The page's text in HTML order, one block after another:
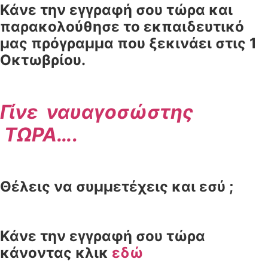
Κάνε την εγγραφή σου τώρα και
παρακολούθησε το εκπαιδευτικό
μας πρόγραμμα που ξεκινάει στις 1
Οκτωβρίου.
Γίνε ναυαγοσώστης
ΤΩΡΑ….
Θέλεις να συμμετέχεις και εσύ ;
Κάνε την εγγραφή σου τώρα
κάνοντας κλικ εδώ